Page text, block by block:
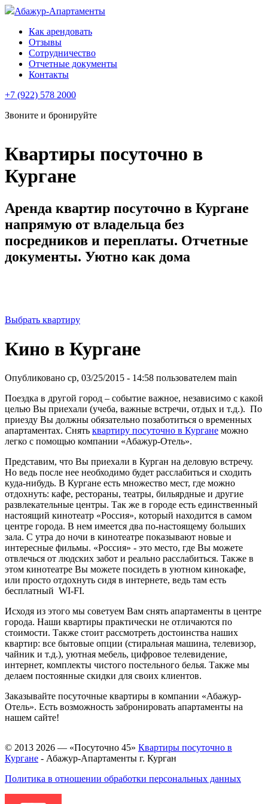
Абажур-Апартаменты
Как арендовать
Отзывы
Сотрудничество
Отчетные документы
Контакты
+7 (922) 578 2000
Звоните и бронируйте
Квартиры посуточно в
Кургане
Аренда квартир посуточно в Кургане
напрямую от владельца без
посредников и переплаты. Отчетные
документы. Уютно как дома
Выбрать квартиру
Кино в Кургане
Опубликовано ср, 03/25/2015 - 14:58 пользователем main
Поездка в другой город – событие важное, независимо с какой
целью Вы приехали (учеба, важные встречи, отдых и т.д.). По
приезду Вы должны обязательно позаботиться о временных
апартаментах. Снять квартиру посуточно в Кургане можно
легко с помощью компании «Абажур-Отель».
Представим, что Вы приехали в Курган на деловую встречу.
Но ведь после нее необходимо будет расслабиться и сходить
куда-нибудь. В Кургане есть множество мест, где можно
отдохнуть: кафе, рестораны, театры, бильярдные и другие
развлекательные центры. Так же в городе есть единственный
настоящий кинотеатр «Россия», который находится в самом
центре города. В нем имеется два по-настоящему больших
зала. С утра до ночи в кинотеатре показывают новые и
интересные фильмы. «Россия» - это место, где Вы можете
отвлечься от людских забот и реально расслабиться. Также в
этом кинотеатре Вы можете посидеть в уютном кинокафе,
или просто отдохнуть сидя в интернете, ведь там есть
бесплатный WI-FI.
Исходя из этого мы советуем Вам снять апартаменты в центре
города. Наши квартиры практически не отличаются по
стоимости. Также стоит рассмотреть достоинства наших
квартир: все бытовые опции (стиральная машина, телевизор,
чайник и т.д.), уютная мебель, цифровое телевидение,
интернет, комплекты чистого постельного белья. Также мы
делаем постоянные скидки для своих клиентов.
Заказывайте посуточные квартиры в компании «Абажур-
Отель». Есть возможность забронировать апартаменты на
нашем сайте!
© 2013 2026 — «Посуточно 45» Квартиры посуточно в
Кургане - Абажур-Апартаменты г. Курган
Политика в отношении обработки персональных данных